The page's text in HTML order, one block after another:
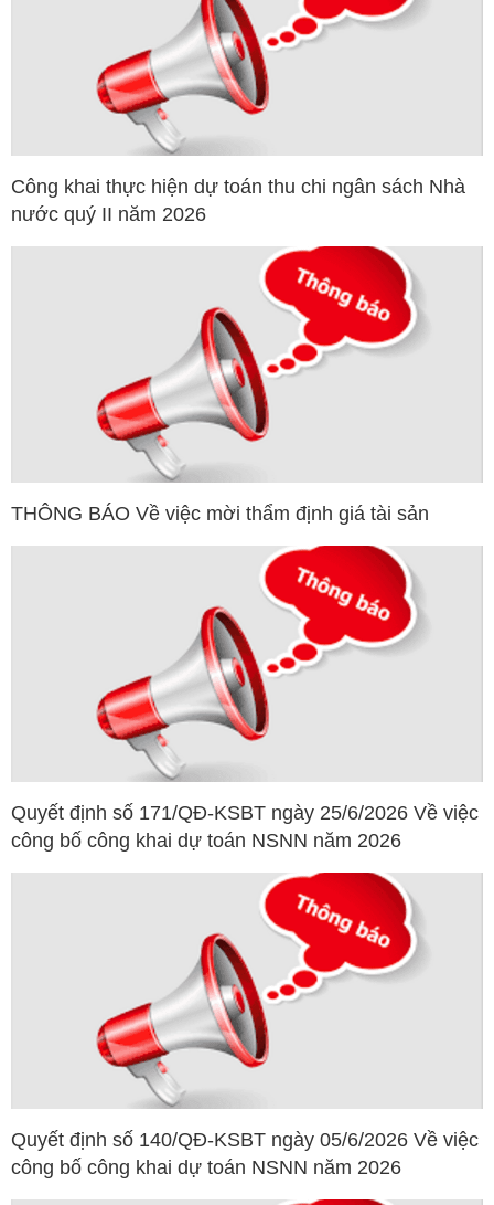
Công khai thực hiện dự toán thu chi ngân sách Nhà
nước quý II năm 2026
THÔNG BÁO Về việc mời thẩm định giá tài sản
Quyết định số 171/QĐ-KSBT ngày 25/6/2026 Về việc
công bố công khai dự toán NSNN năm 2026
Quyết định số 140/QĐ-KSBT ngày 05/6/2026 Về việc
công bố công khai dự toán NSNN năm 2026